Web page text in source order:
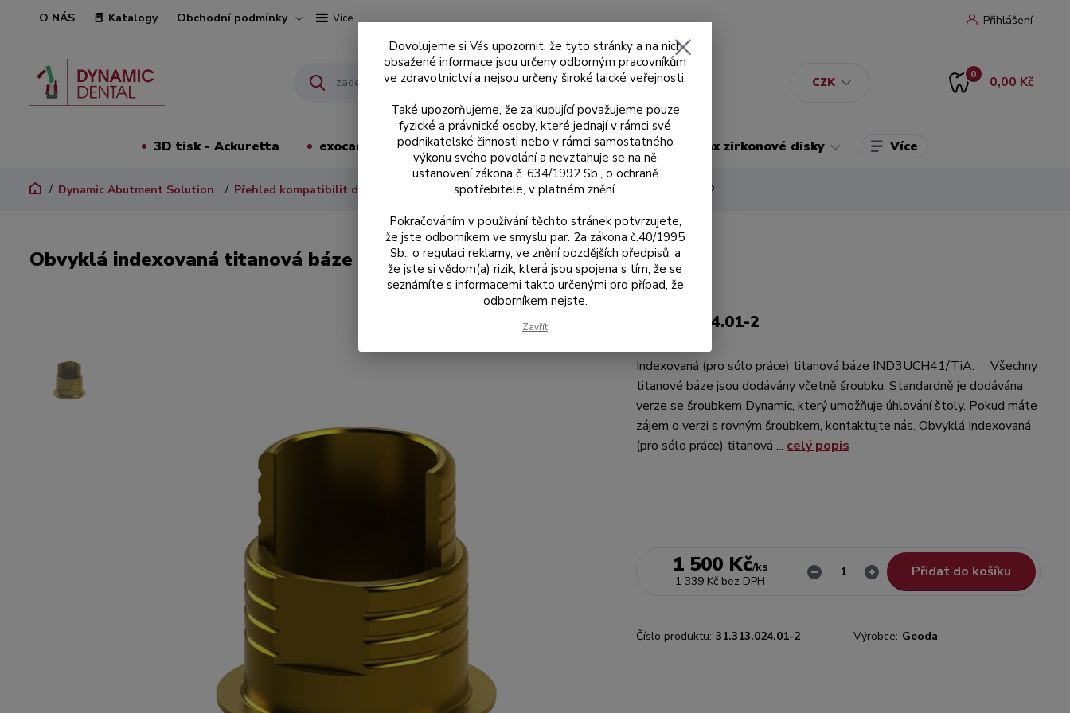
O NÁS 📕 Katalogy Obchodní podmínky Více
CZK
Přihlášení
Hledat 0 0,00 Kč
3D tisk - Ackuretta exocad Skenery MEDIT Sagemax Sagemax zirkonové disky Více
Dynamic Abutment Solution Přehled kompatibilit dle kódů Obvyklá indexovaná titanová báze 31.313.024.01-2
Obvyklá indexovaná titanová báze 31.313.024.01-2
31.313.024.01-2
Indexovaná (pro sólo práce) titanová báze IND3UCH41/TiA. Všechny
titanové báze jsou dodávány včetně šroubku. Standardně je dodávána
verze se šroubkem Dynamic, který umožňuje úhlování štoly. Pokud máte
zájem o verzi s rovným šroubkem, kontaktujte nás. Obvyklá Indexovaná
(pro sólo práce) titanová ... celý popis
1 500 Kč/ks
1 339 Kč bez DPH
Přidat do košíku
Číslo produktu: 31.313.024.01-2 Výrobce: Geoda
Dovolujeme si Vás upozornit, že tyto stránky a na nich
obsažené informace jsou určeny odborným pracovníkům
ve zdravotnictví a nejsou určeny široké laické veřejnosti.
Také upozorňujeme, že za kupující považujeme pouze
fyzické a právnické osoby, které jednají v rámci své
podnikatelské činnosti nebo v rámci samostatného
výkonu svého povolání a nevztahuje se na ně
ustanovení zákona č. 634/1992 Sb., o ochraně
spotřebitele, v platném znění.
Pokračováním v používání těchto stránek potvrzujete,
že jste odborníkem ve smyslu par. 2a zákona č.40/1995
Sb., o regulaci reklamy, ve znění pozdějších předpisů, a
že jste si vědom(a) rizik, která jsou spojena s tím, že se
seznámíte s informacemi takto určenými pro případ, že
odborníkem nejste.
Zavřít